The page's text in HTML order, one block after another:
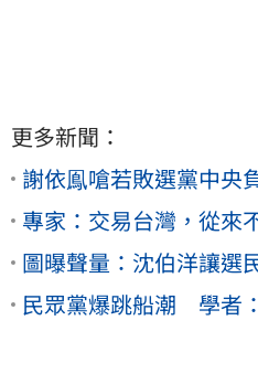
更多新聞：
謝依鳯嗆若敗選黨中
專家：交易台灣，從來
圖曝聲量：沈伯洋讓選
民眾黨爆跳船潮 學者